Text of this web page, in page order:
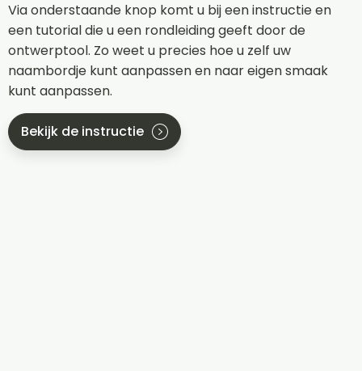
Via onderstaande knop komt u bij een instructie en
een tutorial die u een rondleiding geeft door de
ontwerptool. Zo weet u precies hoe u zelf uw
naambordje kunt aanpassen en naar eigen smaak
kunt aanpassen.
Bekijk de instructie